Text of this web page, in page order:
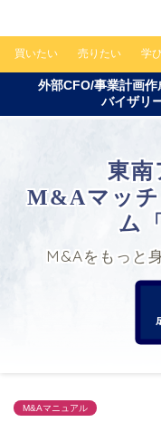
買いたい 売りたい 学
外部CFO/事業計画
バイザリ
東南
M&Aマッ
ム
M&Aをもっと
M&Aマニュアル